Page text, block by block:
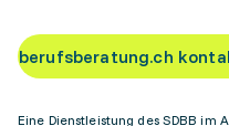
berufsberatung.ch
Eine Dienstleistung des SDBB im